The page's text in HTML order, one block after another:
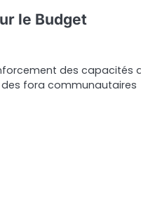
le Budget
des capacités
fora communautaires